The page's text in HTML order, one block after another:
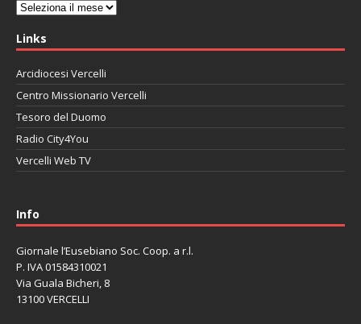
Archivi
Links
Arcidiocesi Vercelli
Centro Missionario Vercelli
Tesoro del Duomo
Radio City4You
Vercelli Web TV
Info
Giornale l’Eusebiano Soc. Coop. a r.l.
P. IVA 01584310021
Via Guala Bicheri, 8
13100 VERCELLI